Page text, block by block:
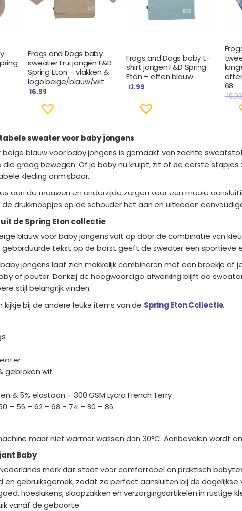
Frogs and Dogs baby
sweater trui jongen F&D
Spring Eton – vlakken &
logo beige/blauw/wit
16.99
Frogs and Dogs baby t-
shirt jongen F&D Spring
Eton – effen blauw
13.99
68
19.99
sweater voor baby jongens
beige blauw voor baby jongens is gemaakt van zachte
die graag bewegen. Of je baby nu kruipt, zit of de eerste
kleding onmisbaar.
aan de mouwen en onderzijde zorgen voor een mooie
drukknoopjes op de schouder het aan en uitkleden
de Spring Eton collectie
blauw voor baby jongens valt op door de combinatie van
geborduurde tekst op de borst geeft de sweater een sportieve
jongens laat zich makkelijk combineren met een broekje of
of peuter. Dankzij de hoogwaardige afwerking blijft de
stijl belangrijk vinden.
kijkje bij de andere leuke items van de Spring Eton Collectie.
gebroken wit
& 5% elastaan – 300 GSM Lycra French Terry
– 56 – 62 – 68 – 74 – 80 – 86
maar niet warmer wassen dan 30°C. Aanbevolen wordt
Baby
merk dat staat voor comfortabel en praktisch
en gebruiksgemak, zodat ze perfect aansluiten bij de
hoeslakens, slaapzakken en verzorgingsartikelen in rustige
vanaf de geboorte.